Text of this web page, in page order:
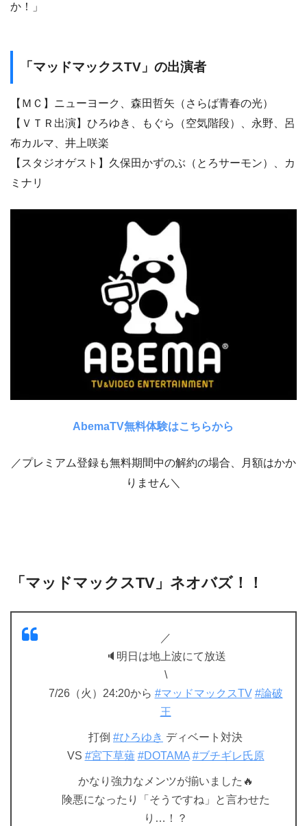
か！」
「マッドマックスTV」の出演者
【ＭＣ】ニューヨーク、森田哲矢（さらば青春の光）
【ＶＴＲ出演】ひろゆき、もぐら（空気階段）、永野、呂
布カルマ、井上咲楽
【スタジオゲスト】久保田かずのぶ（とろサーモン）、カ
ミナリ
AbemaTV無料体験はこちらから
／プレミアム登録も無料期間中の解約の場合、月額はかか
りません＼
「マッドマックスTV」ネオバズ！！
／
🔈明日は地上波にて放送
\
7/26（火）24:20から #マッドマックスTV #論破
王
打倒 #ひろゆき ディベート対決
VS #宮下草薙 #DOTAMA #ブチギレ氏原
かなり強力なメンツが揃いました🔥
険悪になったり「そうですね」と言わせた
り…！？